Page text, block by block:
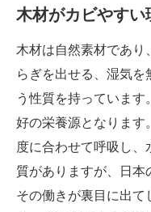
木材がカビやすい
木材は自然素材であり
らぎを出せる、湿気
う性質を持っていま
好の栄養源となります
度に合わせて呼吸し、
質がありますが、日本
その働きが裏目に出て